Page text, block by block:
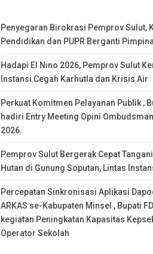
Penyegaran Birokrasi Pemprov Sulut,
Pendidikan dan PUPR Berganti
Hadapi El Nino 2026, Pemprov Sulut
Instansi Cegah Karhutla dan Krisis Air
Perkuat Komitmen Pelayanan Publik ,
hadiri Entry Meeting Opini Ombudsman
2026.
Pemprov Sulut Bergerak Cepat
Hutan di Gunung Soputan, Lintas
Percepatan Sinkronisasi Aplikasi
ARKAS se-Kabupaten Minsel , Bupati
kegiatan Peningkatan Kapasitas
Operator Sekolah